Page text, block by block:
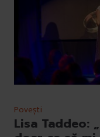
Povești
Lisa Taddeo: